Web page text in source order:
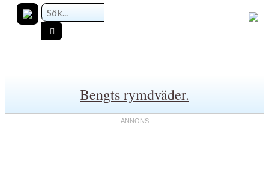
Bengts rymdväder.